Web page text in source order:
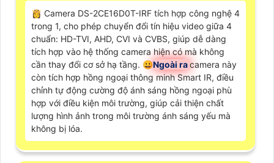
👸 Camera DS-2CE16D0T-IRF tích hợp công nghệ 4
trong 1, cho phép chuyển đổi tín hiệu video giữa 4
chuẩn: HD-TVI, AHD, CVI và CVBS, giúp dễ dàng
tích hợp vào hệ thống camera hiện có mà không
cần thay đổi cơ sở hạ tầng. 😀Ngoài racamera này
còn tích hợp hồng ngoại thông minh Smart IR, điều
chỉnh tự động cường độ ánh sáng hồng ngoại phù
hợp với điều kiện môi trường, giúp cải thiện chất
lượng hình ảnh trong môi trường ánh sáng yếu mà
không bị lóa.